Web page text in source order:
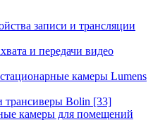
записи и трансляции
и передачи видео
камеры Lumens
трансиверы Bolin [33]
камеры для помещений